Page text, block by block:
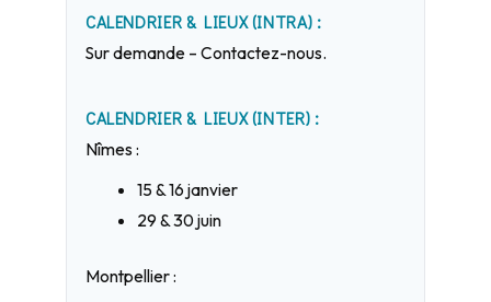
CALENDRIER & LIEUX (INTRA) :
Sur demande – Contactez-nous.
CALENDRIER & LIEUX (INTER) :
Nîmes :
15 & 16 janvier
29 & 30 juin
Montpellier :